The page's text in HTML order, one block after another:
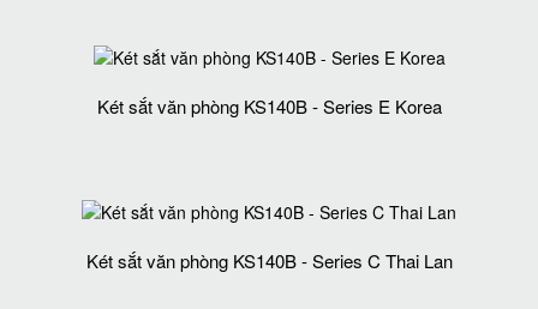
Két sắt văn phòng KS140B - Series E Korea
Két sắt văn phòng KS140B - Series C Thai Lan